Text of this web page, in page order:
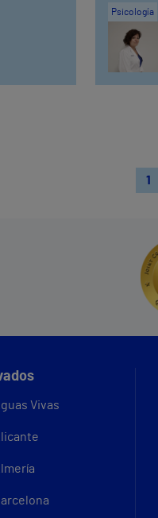
Psicología
1
Vivas